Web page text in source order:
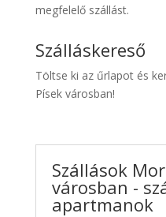
Transzfer
Kiwi
Taxi
megfelelő szállást.
Szálláskereső
Töltse ki az űrlapot és
Písek városban!
Szállások
városban -
apartmanok